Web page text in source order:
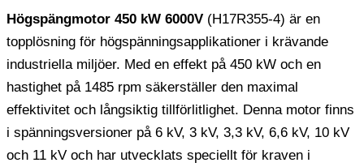
Högspängmotor 450 kW 6000V (H17R355-4) är en
topplösning för högspänningsapplikationer i krävande
industriella miljöer. Med en effekt på 450 kW och en
hastighet på 1485 rpm säkerställer den maximal
effektivitet och långsiktig tillförlitlighet. Denna motor finns
i spänningsversioner på 6 kV, 3 kV, 3,3 kV, 6,6 kV, 10 kV
och 11 kV och har utvecklats speciellt för kraven i